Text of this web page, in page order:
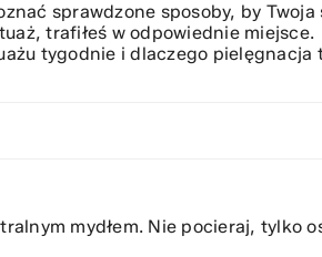
sprawdzone sposoby, by Twoja
trafiłeś w odpowiednie miejsce.
tygodnie i dlaczego pielęgnacja
mydłem. Nie pocieraj, tylko